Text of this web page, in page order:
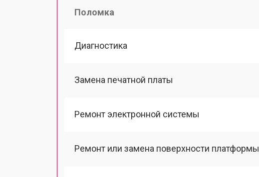
Поломка
Диагностика
Замена печатной платы
Ремонт электронной системы
Ремонт или замена поверхности платформы